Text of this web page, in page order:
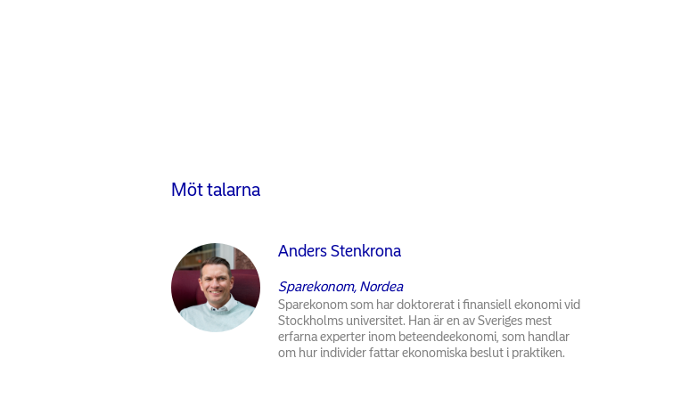
Möt talarna
Anders Stenkrona
Sparekonom, Nordea
Sparekonom som har doktorerat i finansiell ekonomi vid
Stockholms universitet. Han är en av Sveriges mest
erfarna experter inom beteendeekonomi, som handlar
om hur individer fattar ekonomiska beslut i praktiken.